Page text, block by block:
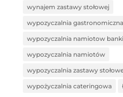
wynajem zastawy stołowej
wypozyczalnia gastronomiczna
wypozyczalnia namiotow
wypozyczalnia namiotów
wypozyczalnia zastawy
wypożyczalnia cateringowa